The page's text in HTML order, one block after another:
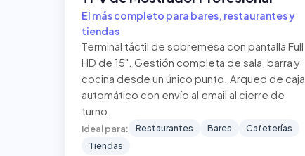
El más completo para bares, restaurantes y
tiendas
Terminal táctil de sobremesa con pantalla Full
HD de 15". Gestión completa de sala, barra y
cocina desde un único punto. Arqueo de caja
automático con envío al email al cierre de
turno.
Ideal para: Restaurantes Bares
Cafeterías
Tiendas